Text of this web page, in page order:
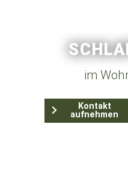
im
Kontakt
aufnehmen